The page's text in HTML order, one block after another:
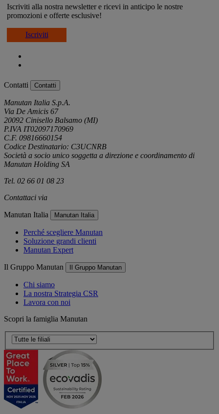
Iscriviti alla nostra newsletter e ricevi in anticipo le nostre
promozioni e offerte esclusive!
Iscriviti
Contatti Contatti
Manutan Italia S.p.A.
Via De Amicis 67
20092 Cinisello Balsamo (MI)
P.IVA IT02097170969
C.F. 09816660154
Codice Destinatario: C3UCNRB
Società a socio unico soggetta a direzione e coordinamento di
Manutan Holding SA
Tel. 02 66 01 08 23
Contattaci via
Manutan Italia Manutan Italia
Perché scegliere Manutan
Soluzione grandi clienti
Manutan Expert
Il Gruppo Manutan Il Gruppo Manutan
Chi siamo
La nostra Strategia CSR
Lavora con noi
Scopri la famiglia Manutan